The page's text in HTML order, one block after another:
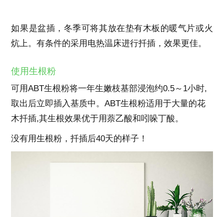
如果是盆插，冬季可将其放在垫有木板的暖气片或火
炕上。有条件的采用电热温床进行扦插，效果更佳。
使用生根粉
可用ABT生根粉将一年生嫩枝基部浸泡约0.5～1小时,
取出后立即插入基质中。ABT生根粉适用于大量的花
木扦插,其生根效果优于用萘乙酸和吲哚丁酸。
没有用生根粉，扦插后40天的样子！